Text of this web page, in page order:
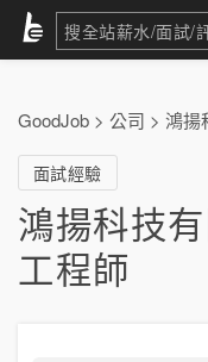
GoodJob > 公司 > 鴻揚
面試經驗
鴻揚科技
工程師